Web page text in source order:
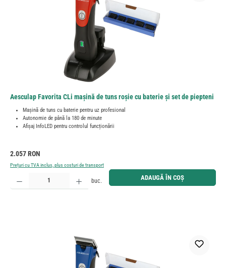
Aesculap Favorita CLi mașină de tuns roșie cu baterie și set de piepteni
Mașină de tuns cu baterie pentru uz profesional
Autonomie de până la 180 de minute
Afișaj InfoLED pentru controlul funcționării
Preț obișnuit:
2.057 RON
Prețuri cu TVA inclus, plus costuri de transport
Cantitate produs: Introduceți cantitatea dorită sau utilizați butoanele pentru a mări sau micșora
buc. ADAUGĂ ÎN COȘ